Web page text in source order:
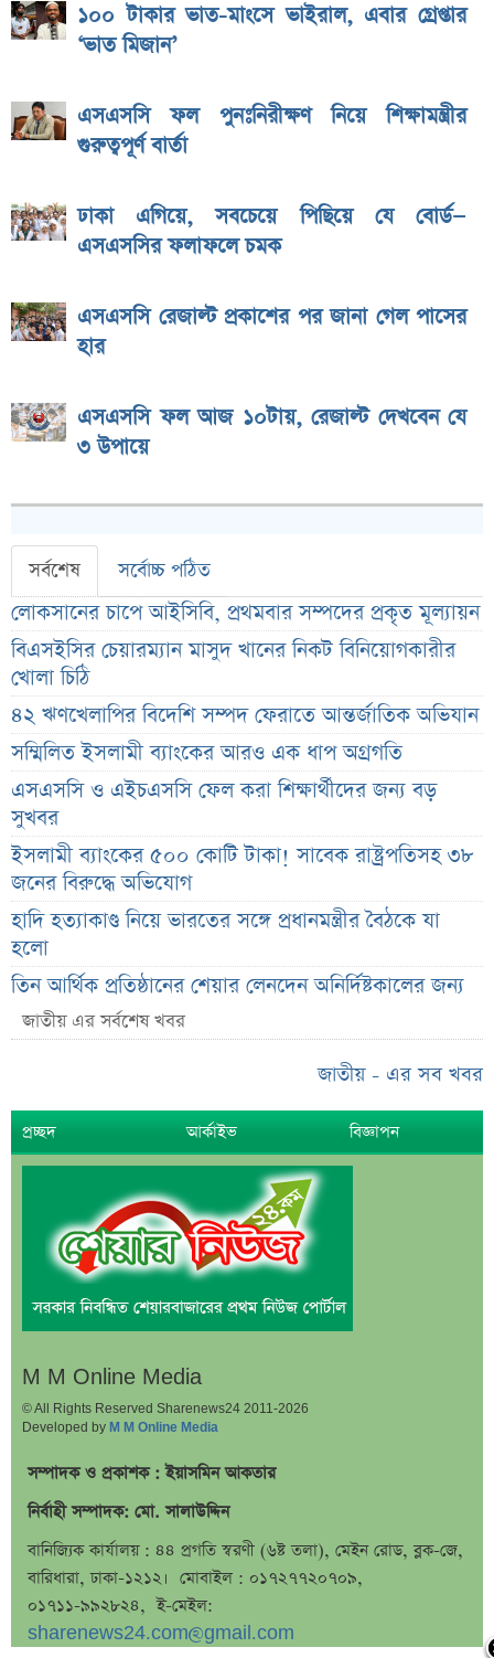
১০০ টাকার ভাত-মাংসে ভাইরাল, এবার গ্রেপ্তার
‘ভাত মিজান’
এসএসসি ফল পুনঃনিরীক্ষণ নিয়ে শিক্ষামন্ত্রীর
গুরুত্বপূর্ণ বার্তা
ঢাকা এগিয়ে, সবচেয়ে পিছিয়ে যে বোর্ড—
এসএসসির ফলাফলে চমক
এসএসসি রেজাল্ট প্রকাশের পর জানা গেল পাসের
হার
এসএসসি ফল আজ ১০টায়, রেজাল্ট দেখবেন যে
৩ উপায়ে
সর্বশেষ সর্বোচ্চ পঠিত
লোকসানের চাপে আইসিবি, প্রথমবার সম্পদের প্রকৃত মূল্যায়ন
বিএসইসির চেয়ারম্যান মাসুদ খানের নিকট বিনিয়োগকারীর
খোলা চিঠি
৪২ ঋণখেলাপির বিদেশি সম্পদ ফেরাতে আন্তর্জাতিক অভিযান
সম্মিলিত ইসলামী ব্যাংকের আরও এক ধাপ অগ্রগতি
এসএসসি ও এইচএসসি ফেল করা শিক্ষার্থীদের জন্য বড়
সুখবর
ইসলামী ব্যাংকের ৫০০ কোটি টাকা! সাবেক রাষ্ট্রপতিসহ ৩৮
জনের বিরুদ্ধে অভিযোগ
হাদি হত্যাকাণ্ড নিয়ে ভারতের সঙ্গে প্রধানমন্ত্রীর বৈঠকে যা
হলো
তিন আর্থিক প্রতিষ্ঠানের শেয়ার লেনদেন অনির্দিষ্টকালের জন্য
স্থগিত
ক্রেডিট রেটিংয়ে সর্বোচ্চ স্তরে বিএজিআইসি
ডিএসইর দুই প্রতিষ্ঠানের প্রতিনিধির দায়িত্ব প্রত্যাহার
শেয়ারবাজারে সূচকের উত্থান, বিনিয়োগকারীদের সতর্ক
১০ আগস্ট ব্লকে পাঁচ কোম্পানির বড় লেনদেন
১০ আগস্ট লেনদেনের শীর্ষ ১০ শেয়ার
১০ আগস্ট দর পতনের শীর্ষ ১০ শেয়ার
মির্জা ফখরুল রাষ্ট্রপতি হলে বিএনপির মহাসচিব হচ্ছেন যিনি
সরকারি বিল-বন্ডে ব্যক্তির আগ্রহ কমছে, টাকা যাচ্ছে কোথায়?
হঠাৎ তিন লিজিং কোম্পানির শেয়ার লেনদেন বন্ধ
ভারতীয় ভিসার অ্যাপয়েন্টমেন্ট স্লট নিয়ে নতুন সিদ্ধান্ত
ঢাকা এগিয়ে, সবচেয়ে পিছিয়ে যে বোর্ড—এসএসসির ফলাফলে
চমক
জাতীয় এর সর্বশেষ খবর
জাতীয় - এর সব খবর
প্রচ্ছদ আর্কাইভ বিজ্ঞাপন
M M Online Media
© All Rights Reserved Sharenews24 2011-2026
Developed by M M Online Media
সম্পাদক ও প্রকাশক : ইয়াসমিন আকতার
নির্বাহী সম্পাদক: মো. সালাউদ্দিন
বানিজ্যিক কার্যালয় : ৪৪ প্রগতি স্বরণী (৬ষ্ট তলা), মেইন রোড, ব্লক-জে,
বারিধারা, ঢাকা-১২১২। মোবাইল : ০১৭২৭৭২০৭০৯,
০১৭১১-৯৯২৮২৪, ই-মেইল:
sharenews24.com@gmail.com